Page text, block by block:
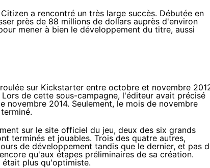
a rencontré un très large succès. Débutée en
près de 88 millions de dollars auprès d'environ
mener à bien le développement du titre, aussi
sur Kickstarter entre octobre et novembre
de cette sous-campagne, l'éditeur avait précisé
2014. Seulement, le mois de novembre
sur le site officiel du jeu, deux des six grands
terminés et jouables. Trois des quatre autres,
de développement tandis que le dernier, et pas
qu'aux étapes préliminaires de sa création.
plus qu'optimiste.